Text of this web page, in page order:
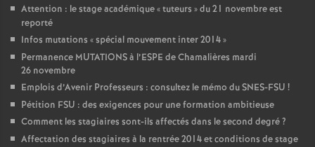
Attention : le stage académique «tuteurs » du 21 novembre est
reporté
Infos mutations «spécial mouvement inter 2014»
Permanence MUTATIONS à l’ESPE de Chamalières mardi
26 novembre
Emplois d’Avenir Professeurs : consultez le mémo du SNES-FSU !
Pétition FSU : des exigences pour une formation ambitieuse
Comment les stagiaires sont-ils affectés dans le second degré?
Affectation des stagiaires à la rentrée 2014 et conditions de stage